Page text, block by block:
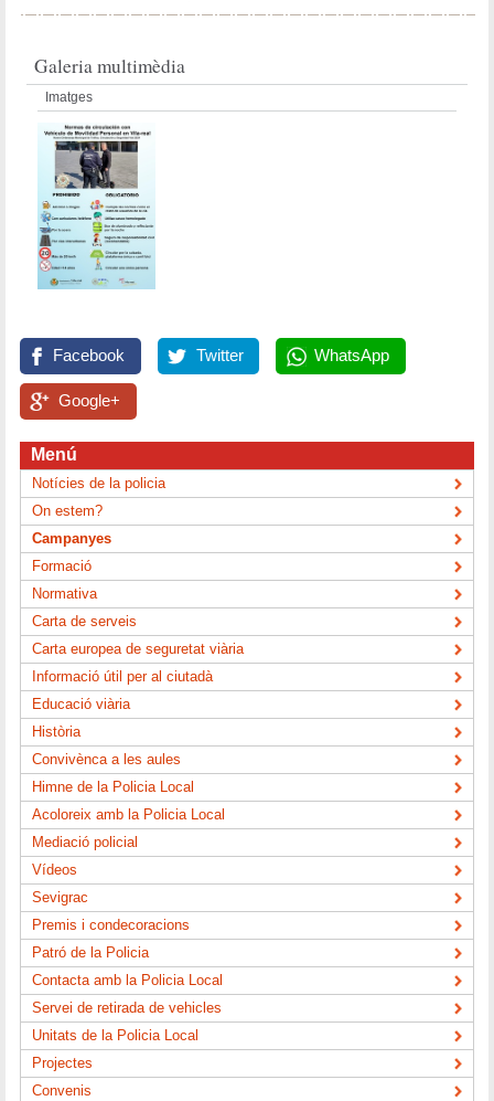
Galeria multimèdia
Imatges
Facebook Twitter WhatsApp
Google+
Menú
Notícies de la policia
On estem?
Campanyes
Formació
Normativa
Carta de serveis
Carta europea de seguretat viària
Informació útil per al ciutadà
Educació viària
Història
Convivènca a les aules
Himne de la Policia Local
Acoloreix amb la Policia Local
Mediació policial
Vídeos
Sevigrac
Premis i condecoracions
Patró de la Policia
Contacta amb la Policia Local
Servei de retirada de vehicles
Unitats de la Policia Local
Projectes
Convenis